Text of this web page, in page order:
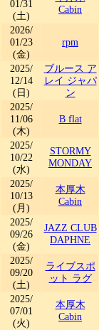
01/31
(土)
Cabin
2026/
01/23
(金)
rpm
2025/
12/14
(日)
ブルース ア
レイ ジャパ
ン
2025/
11/06
(木)
B flat
2025/
10/22
(水)
STORMY
MONDAY
2025/
10/13
(月)
本厚木
Cabin
2025/
09/26
(金)
JAZZ CLUB
DAPHNE
2025/
09/20
(土)
ライブスポ
ット ラグ
2025/
07/01
(火)
本厚木
Cabin